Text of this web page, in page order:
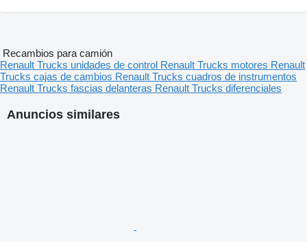
Anuncios similares
Recambios para camión
Renault Trucks unidades de control Renault Trucks motores Renault
Trucks cajas de cambios Renault Trucks cuadros de instrumentos
Renault Trucks fascias delanteras Renault Trucks diferenciales